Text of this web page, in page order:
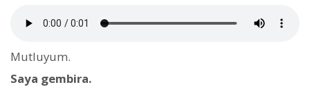
Mutluyum.
Saya gembira.